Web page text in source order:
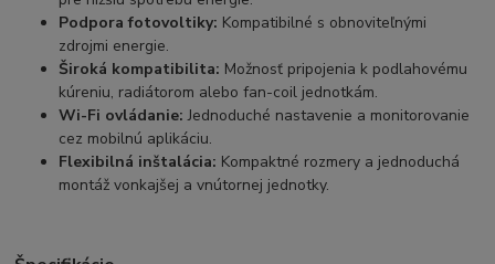
Podpora fotovoltiky: Kompatibilné s obnoviteľnými
zdrojmi energie.
Široká kompatibilita: Možnosť pripojenia k podlahovému
kúreniu, radiátorom alebo fan-coil jednotkám.
Wi-Fi ovládanie: Jednoduché nastavenie a monitorovanie
cez mobilnú aplikáciu.
Flexibilná inštalácia: Kompaktné rozmery a jednoduchá
montáž vonkajšej a vnútornej jednotky.